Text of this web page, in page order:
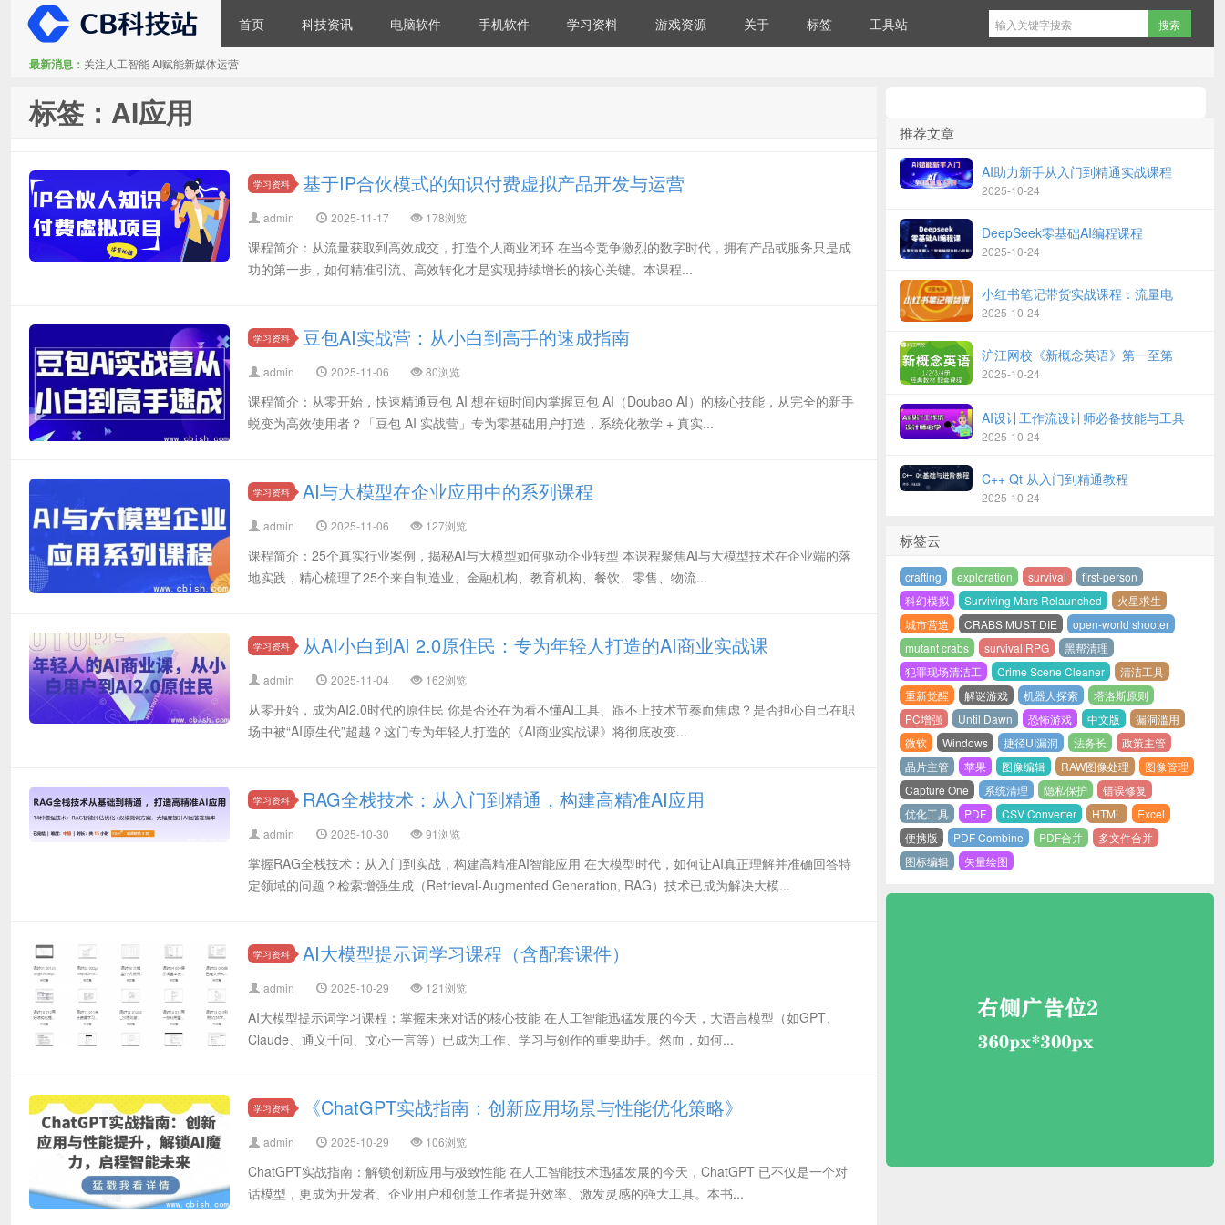
CB科技站
首页 科技资讯 电脑软件 手机软件 学习资料 游戏资源 关于 标签 工具站
最新消息： 关注人工智能 AI赋能新媒体运营
标签：AI应用
学习资料 基于IP合伙模式的知识付费虚拟产品开发与运营
admin 2025-11-17 178浏览
课程简介：从流量获取到高效成交，打造个人商业闭环 在当今竞争激烈的数字时代，拥有产品或服务只是成
功的第一步，如何精准引流、高效转化才是实现持续增长的核心关键。本课程...
学习资料 豆包AI实战营：从小白到高手的速成指南
admin 2025-11-06 80浏览
课程简介：从零开始，快速精通豆包 AI 想在短时间内掌握豆包 AI（Doubao AI）的核心技能，从完全的新手
蜕变为高效使用者？「豆包 AI 实战营」专为零基础用户打造，系统化教学 + 真实...
学习资料 AI与大模型在企业应用中的系列课程
admin 2025-11-06 127浏览
课程简介：25个真实行业案例，揭秘AI与大模型如何驱动企业转型 本课程聚焦AI与大模型技术在企业端的落
地实践，精心梳理了25个来自制造业、金融机构、教育机构、餐饮、零售、物流...
学习资料 从AI小白到AI 2.0原住民：专为年轻人打造的AI商业实战课
admin 2025-11-04 162浏览
从零开始，成为AI2.0时代的原住民 你是否还在为看不懂AI工具、跟不上技术节奏而焦虑？是否担心自己在职
场中被“AI原生代”超越？这门专为年轻人打造的《AI商业实战课》将彻底改变...
学习资料 RAG全栈技术：从入门到精通，构建高精准AI应用
admin 2025-10-30 91浏览
掌握RAG全栈技术：从入门到实战，构建高精准AI智能应用 在大模型时代，如何让AI真正理解并准确回答特
定领域的问题？检索增强生成（Retrieval-Augmented Generation, RAG）技术已成为解决大模...
学习资料 AI大模型提示词学习课程（含配套课件）
admin 2025-10-29 121浏览
AI大模型提示词学习课程：掌握未来对话的核心技能 在人工智能迅猛发展的今天，大语言模型（如GPT、
Claude、通义千问、文心一言等）已成为工作、学习与创作的重要助手。然而，如何...
学习资料 《ChatGPT实战指南：创新应用场景与性能优化策略》
admin 2025-10-29 106浏览
ChatGPT实战指南：解锁创新应用与极致性能 在人工智能技术迅猛发展的今天，ChatGPT 已不仅是一个对
话模型，更成为开发者、企业用户和创意工作者提升效率、激发灵感的强大工具。本书...
推荐文章
AI助力新手从入门到精通实战课程
2025-10-24
DeepSeek零基础AI编程课程
2025-10-24
小红书笔记带货实战课程：流量电
2025-10-24
沪江网校《新概念英语》第一至第
2025-10-24
AI设计工作流设计师必备技能与工具
2025-10-24
C++ Qt 从入门到精通教程
2025-10-24
标签云
crafting exploration survival
first-person
科幻模拟
Surviving Mars Relaunched
火星求生
城市营造
CRABS MUST DIE
open-world shooter
mutant crabs
survival RPG
黑帮清理
犯罪现场清洁工
Crime Scene Cleaner
清洁工具
重新觉醒
解谜游戏 机器人探索
塔洛斯原则
PC增强
Until Dawn 恐怖游戏 中文版
漏洞滥用
微软
Windows 捷径UI漏洞 法务长
政策主管
晶片主管
苹果 图像编辑 RAW图像处理
图像管理
Capture One
系统清理 隐私保护
错误修复
优化工具
PDF CSV Converter HTML
Excel
便携版
PDF Combine PDF合并
多文件合并
图标编辑
矢量绘图